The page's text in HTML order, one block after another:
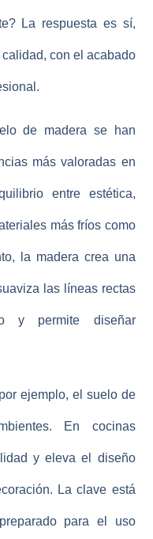
La respuesta es sí,
con el acabado
de madera se han
más valoradas en
entre estética,
más fríos como
la madera crea una
las líneas rectas
y permite diseñar
ejemplo, el suelo de
En cocinas
y eleva el diseño
La clave está
para el uso